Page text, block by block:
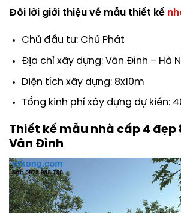
Đôi lời giới thiệu về mẫu thiết kế
Chủ đầu tư: Chú Phát
Địa chỉ xây dựng: Vân Đình – Hà
Diện tích xây dựng: 8x10m
Tổng kinh phí xây dựng dự kiến:
Thiết kế mẫu nhà cấp 4 đẹp
Vân Đình